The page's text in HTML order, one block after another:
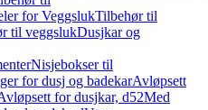
for VeggslukTilbehør til
til veggslukDusjkar og
Nisjebokser til
for dusj og badekarAvløpsett
for dusjkar, d52Med